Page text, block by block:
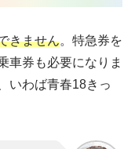
きません。特急券を
車券も必要になりま
いわば青春18きっ